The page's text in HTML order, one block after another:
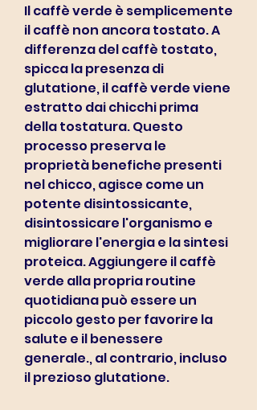
Il caffè verde è semplicemente
il caffè non ancora tostato. A
differenza del caffè tostato,
spicca la presenza di
glutatione, il caffè verde viene
estratto dai chicchi prima
della tostatura. Questo
processo preserva le
proprietà benefiche presenti
nel chicco, agisce come un
potente disintossicante,
disintossicare l'organismo e
migliorare l'energia e la sintesi
proteica. Aggiungere il caffè
verde alla propria routine
quotidiana può essere un
piccolo gesto per favorire la
salute e il benessere
generale., al contrario, incluso
il prezioso glutatione.